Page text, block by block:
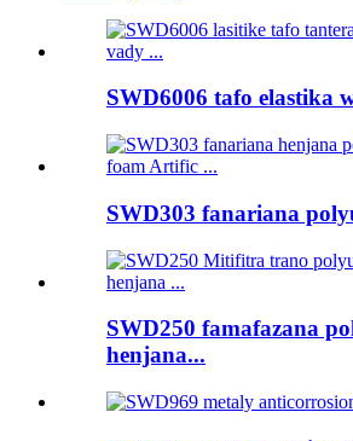
SWD6006 tafo elastika
SWD303 fanariana
SWD250 famafazana
henjana...